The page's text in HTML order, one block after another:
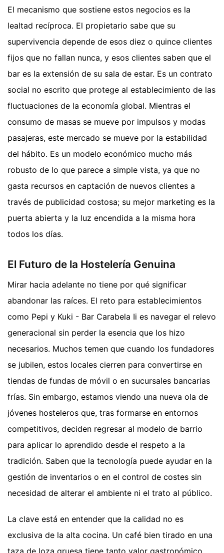
El mecanismo que sostiene estos negocios es la
lealtad recíproca. El propietario sabe que su
supervivencia depende de esos diez o quince clientes
fijos que no fallan nunca, y esos clientes saben que el
bar es la extensión de su sala de estar. Es un contrato
social no escrito que protege al establecimiento de las
fluctuaciones de la economía global. Mientras el
consumo de masas se mueve por impulsos y modas
pasajeras, este mercado se mueve por la estabilidad
del hábito. Es un modelo económico mucho más
robusto de lo que parece a simple vista, ya que no
gasta recursos en captación de nuevos clientes a
través de publicidad costosa; su mejor marketing es la
puerta abierta y la luz encendida a la misma hora
todos los días.
El Futuro de la Hostelería Genuina
Mirar hacia adelante no tiene por qué significar
abandonar las raíces. El reto para establecimientos
como Pepi y Kuki - Bar Carabela Ii es navegar el relevo
generacional sin perder la esencia que los hizo
necesarios. Muchos temen que cuando los fundadores
se jubilen, estos locales cierren para convertirse en
tiendas de fundas de móvil o en sucursales bancarias
frías. Sin embargo, estamos viendo una nueva ola de
jóvenes hosteleros que, tras formarse en entornos
competitivos, deciden regresar al modelo de barrio
para aplicar lo aprendido desde el respeto a la
tradición. Saben que la tecnología puede ayudar en la
gestión de inventarios o en el control de costes sin
necesidad de alterar el ambiente ni el trato al público.
La clave está en entender que la calidad no es
exclusiva de la alta cocina. Un café bien tirado en una
taza de loza gruesa tiene tanto valor gastronómico